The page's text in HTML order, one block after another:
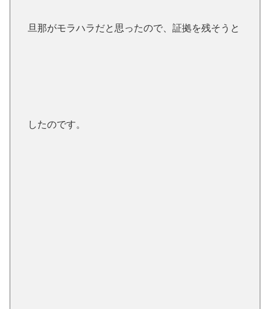
旦那がモラハラだと思ったので、証拠を残そうと
したのです。